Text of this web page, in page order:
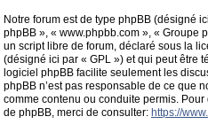
Notre forum est de type phpBB (désigné
phpBB », « www.phpbb.com », « Groupe
un script libre de forum, déclaré sous la
(désigné ici par « GPL ») et qui peut être
logiciel phpBB facilite seulement les
phpBB n’est pas responsable de ce que
comme contenu ou conduite permis.
de phpBB, merci de consulter: https://